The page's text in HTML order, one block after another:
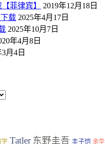
菲律宾】
2019年12月18日
载 2025年4月17日
2025年10月7日
年4月8日
月4日
Tatler 东野圭吾 丰子恺 余华